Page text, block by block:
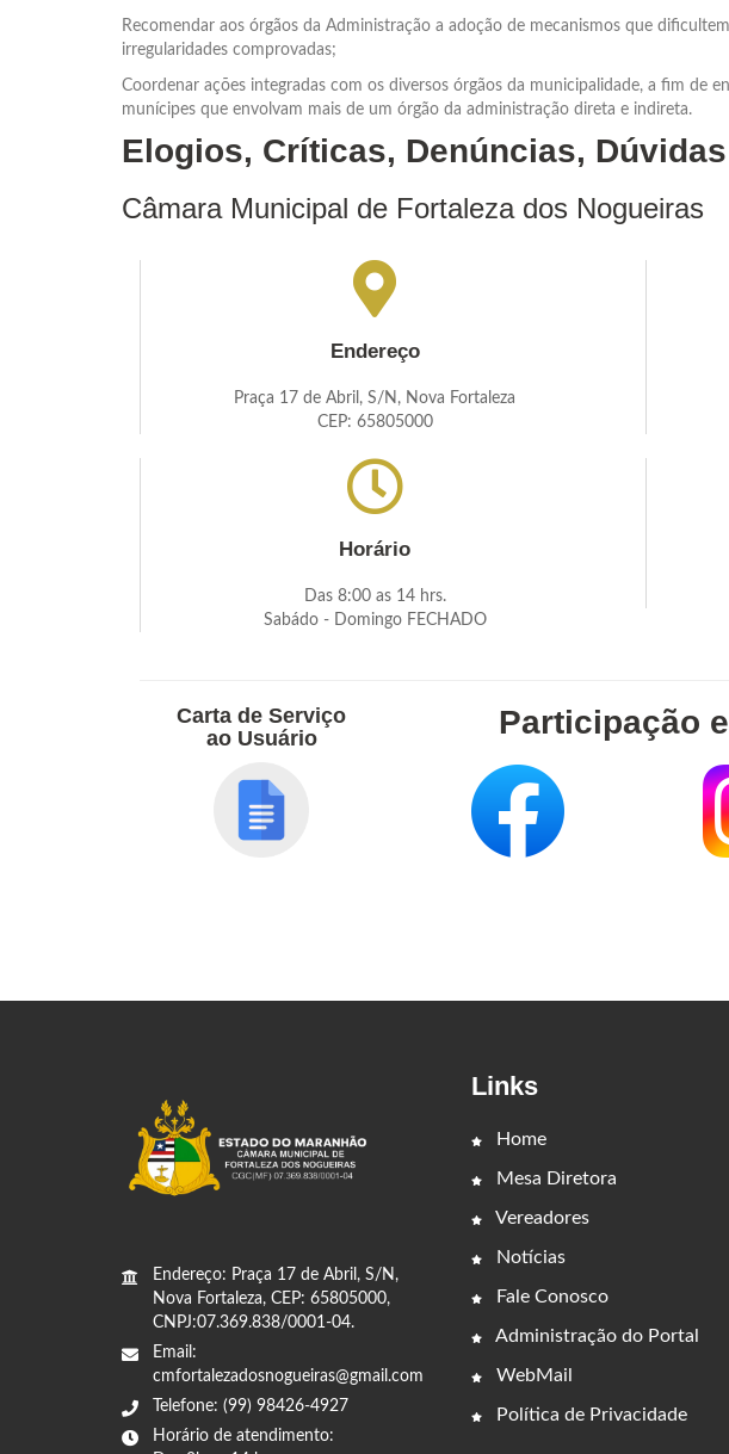
Recomendar aos órgãos da Administração a adoção de mecanismos que
irregularidades comprovadas;
Coordenar ações integradas com os diversos órgãos da municipalidade, a fim de
munícipes que envolvam mais de um órgão da administração direta e indireta.
Elogios, Críticas, Denúncias,
Câmara Municipal de Fortaleza dos Nogueiras
Endereço
Praça 17 de Abril, S/N, Nova Fortaleza
CEP: 65805000
Horário
Das 8:00 as 14 hrs.
Sabádo - Domingo FECHADO
Carta de Serviço
ao Usuário
Participação
Endereço: Praça 17 de Abril, S/N,
Nova Fortaleza, CEP: 65805000,
CNPJ:07.369.838/0001-04.
Email:
cmfortalezadosnogueiras@gmail.com
Telefone: (99) 98426-4927
Horário de atendimento:
Links
Home
Mesa Diretora
Vereadores
Notícias
Fale Conosco
Administração do Portal
WebMail
Política de Privacidade